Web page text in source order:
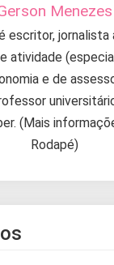
Menezes
escritor,
atividade
e de
(Mais
Rodapé)